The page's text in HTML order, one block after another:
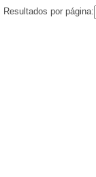
Resultados por página: